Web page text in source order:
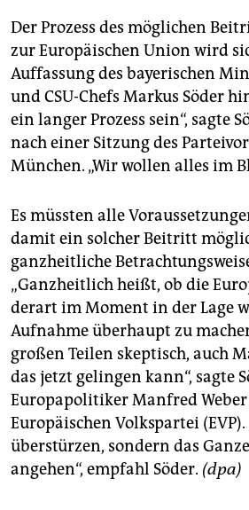
Der Prozess des möglichen
zur Europäischen Union wird
Auffassung des bayerischen
und CSU-Chefs Markus Söder
ein langer Prozess sein“, sagte
nach einer Sitzung des
München. „Wir wollen alles im
Es müssten alle
damit ein solcher Beitritt
ganzheitliche
„Ganzheitlich heißt, ob die
derart im Moment in der Lage
Aufnahme überhaupt zu
großen Teilen skeptisch, auch
das jetzt gelingen kann“, sagte
Europapolitiker Manfred
Europäischen Volkspartei (EVP).
überstürzen, sondern das
angehen“, empfahl Söder. (dpa)